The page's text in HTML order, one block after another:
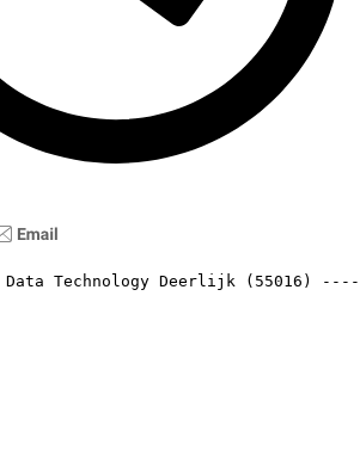
Technology Deerlijk (55016)